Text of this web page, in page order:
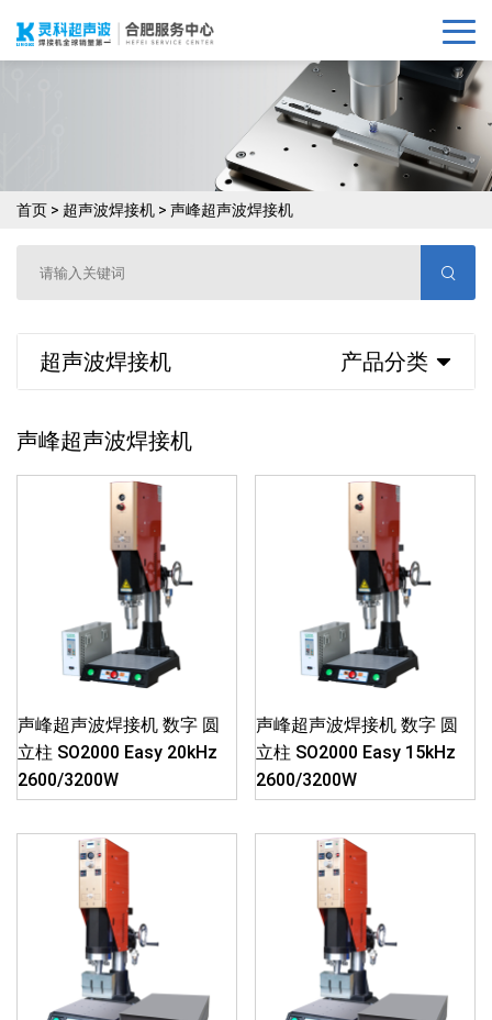
首页 > 超声波焊接机 > 声峰超声波焊接机
超声波焊接机 产品分类
声峰超声波焊接机
声峰超声波焊接机 数字 圆
立柱 SO2000 Easy 20kHz
2600/3200W
声峰超声波焊接机 数字 圆
立柱 SO2000 Easy 15kHz
2600/3200W